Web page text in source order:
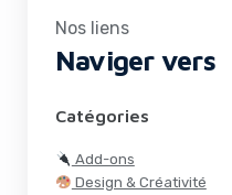
Nos liens
Naviger vers
Catégories
Add-ons
Design & Créativité